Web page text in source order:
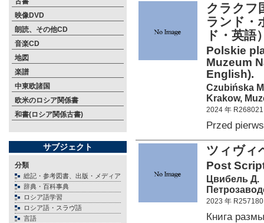
映像DVD
朗読、その他CD
音楽CD
地図
楽譜
中東欧諸国
欧米のロシア関係書
和書(ロシア関係古書)
サブジェクト
分類
総記・参考図書、出版・メディア
辞典・百科事典
ロシア語学習
ロシア語・スラヴ語
言語
クラクフ
ランド
ド・英語
Polskie
Muzeum
English).
Czubińska
Krakow,
2024 年 R268021
Przed
ツィヴィ
Post
Цвибель Д.
2023 年 R257180
Книга